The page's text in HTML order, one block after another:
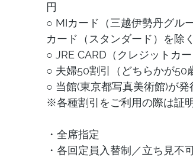
円
○ MIカード（三越伊勢丹グル
カード（スタンダード）を除
○ JRE CARD（クレジットカ
○ 夫婦50割引（どちらかが50
○ 当館(東京都写真美術館)が
※各種割引をご利用の際は証
・全席指定
・各回定員入替制／立ち見不